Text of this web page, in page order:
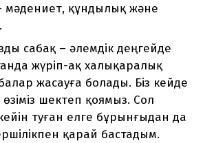
мәдениет, құндылық және
сабақ – әлемдік деңгейде
жүріп-ақ халықаралық
жасауға болады. Біз кейде
өзіміз шектеп қоямыз. Сол
туған елге бұрынғыдан да
қарай бастадым.